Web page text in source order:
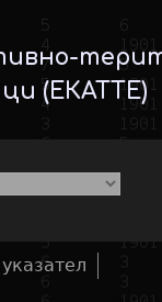
(ЕКАТТЕ)